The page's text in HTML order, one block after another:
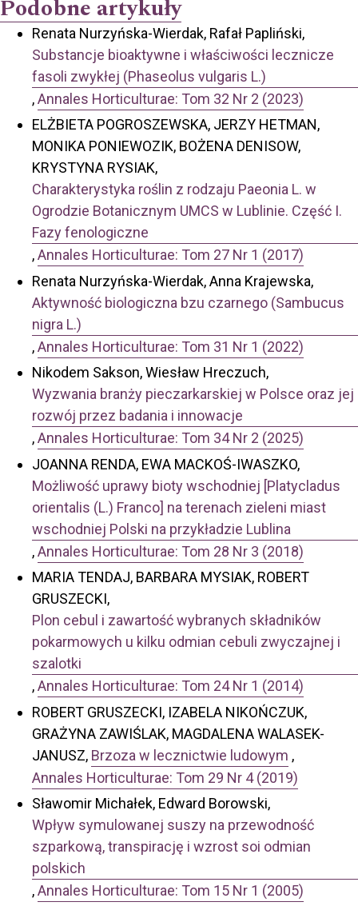
Podobne artykuły
Renata Nurzyńska-Wierdak, Rafał Papliński,
Substancje bioaktywne i właściwości lecznicze
fasoli zwykłej (Phaseolus vulgaris L.)
,Annales Horticulturae: Tom 32 Nr 2 (2023)
ELŻBIETA POGROSZEWSKA, JERZY HETMAN,
MONIKA PONIEWOZIK, BOŻENA DENISOW,
KRYSTYNA RYSIAK,
Charakterystyka roślin z rodzaju Paeonia L. w
Ogrodzie Botanicznym UMCS w Lublinie. Część I.
Fazy fenologiczne
,Annales Horticulturae: Tom 27 Nr 1 (2017)
Renata Nurzyńska-Wierdak, Anna Krajewska,
Aktywność biologiczna bzu czarnego (Sambucus
nigra L.)
,Annales Horticulturae: Tom 31 Nr 1 (2022)
Nikodem Sakson, Wiesław Hreczuch,
Wyzwania branży pieczarkarskiej w Polsce oraz jej
rozwój przez badania i innowacje
,Annales Horticulturae: Tom 34 Nr 2 (2025)
JOANNA RENDA, EWA MACKOŚ-IWASZKO,
Możliwość uprawy bioty wschodniej [Platycladus
orientalis (L.) Franco] na terenach zieleni miast
wschodniej Polski na przykładzie Lublina
,Annales Horticulturae: Tom 28 Nr 3 (2018)
MARIA TENDAJ, BARBARA MYSIAK, ROBERT
GRUSZECKI,
Plon cebul i zawartość wybranych składników
pokarmowych u kilku odmian cebuli zwyczajnej i
szalotki
,Annales Horticulturae: Tom 24 Nr 1 (2014)
ROBERT GRUSZECKI, IZABELA NIKOŃCZUK,
GRAŻYNA ZAWIŚLAK, MAGDALENA WALASEK-
JANUSZ, Brzoza w lecznictwie ludowym ,
Annales Horticulturae: Tom 29 Nr 4 (2019)
Sławomir Michałek, Edward Borowski,
Wpływ symulowanej suszy na przewodność
szparkową, transpirację i wzrost soi odmian
polskich
,Annales Horticulturae: Tom 15 Nr 1 (2005)